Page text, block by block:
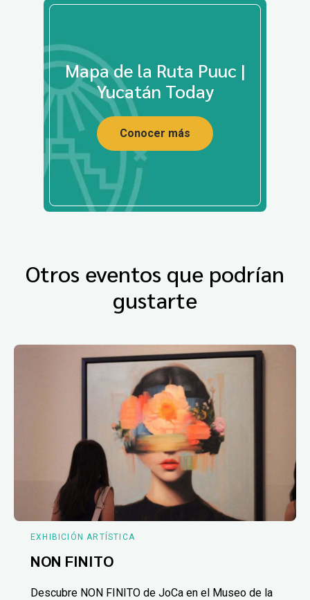
Mapa de la Ruta Puuc |
Yucatán Today
Conocer más
Otros eventos que podrían
gustarte
EXHIBICIÓN ARTÍSTICA
NON FINITO
Descubre NON FINITO de JoCa en el Museo de la